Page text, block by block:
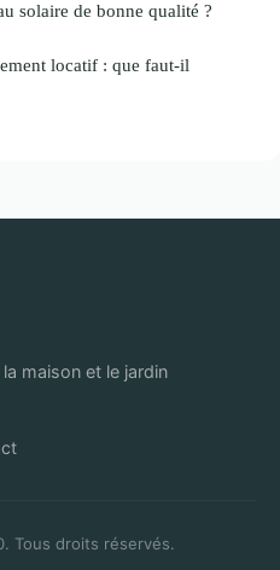
solaire de bonne qualité ?
locatif : que faut-il
maison et le jardin
Tous droits réservés.